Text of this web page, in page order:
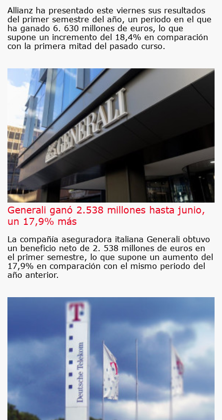
Allianz ha presentado este viernes sus resultados
del primer semestre del año, un periodo en el que
ha ganado 6. 630 millones de euros, lo que
supone un incremento del 18,4% en comparación
con la primera mitad del pasado curso.
Generali ganó 2.538 millones hasta junio,
un 17,9% más
La compañía aseguradora italiana Generali obtuvo
un beneficio neto de 2. 538 millones de euros en
el primer semestre, lo que supone un aumento del
17,9% en comparación con el mismo periodo del
año anterior.